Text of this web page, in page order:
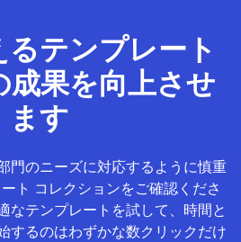
テンプレート
成果を向上させ
ます
門のニーズに対応するように慎重
ト コレクションをご確認くださ
なテンプレートを試して、時間と
するのはわずかな数クリックだけ